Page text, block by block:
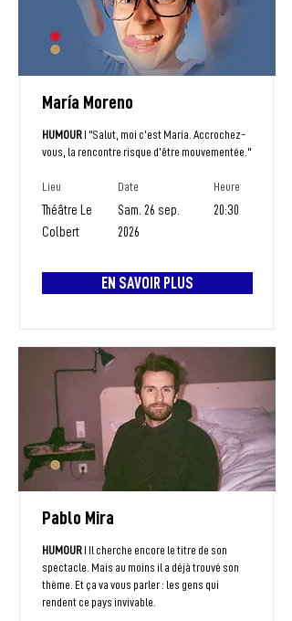
María Moreno
HUMOURI "Salut, moi c’est María. Accrochez-
vous, la rencontre risque d’être mouvementée."
Lieu Date
Théâtre Le
Colbert
Sam. 26 sep.
2026
Heure
20:30
EN SAVOIR PLUS
Pablo Mira
HUMOURI Il cherche encore le titre de son
spectacle. Mais au moins il a déjà trouvé son
thème. Et ça va vous parler : les gens qui
rendent ce pays invivable.